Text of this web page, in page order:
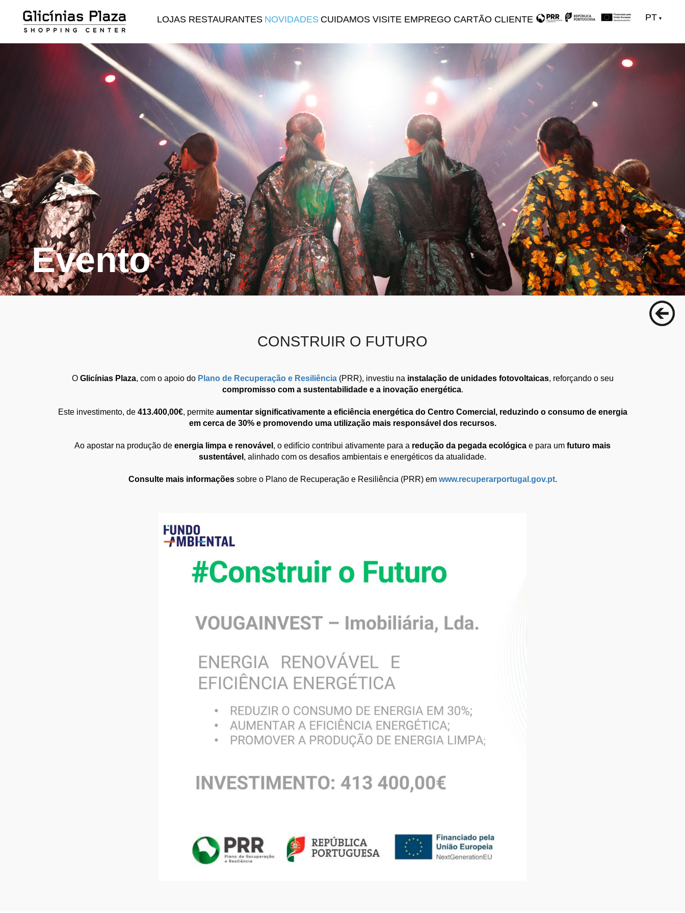
LOJAS RESTAURANTES NOVIDADES CUIDAMOS VISITE EMPREGO CARTÃO CLIENTE PT
Evento
CONSTRUIR O FUTURO
O Glicínias Plaza, com o apoio do Plano de Recuperação e Resiliência(PRR), investiu na instalação de unidades fotovoltaicas, reforçando o seu
compromisso com a sustentabilidade e a inovação energética.
Este investimento, de 413.400,00€, permite aumentar significativamente a eficiência energética do Centro Comercial, reduzindo o consumo de energia
em cerca de 30% e promovendo uma utilização mais responsável dos recursos.
Ao apostar na produção de energia limpa e renovável , o edifício contribui ativamente para a redução da pegada ecológica e para um futuro mais
sustentável , alinhado com os desafios ambientais e energéticos da atualidade.
Consulte mais informaçõessobre o Plano de Recuperação e Resiliência (PRR) em www.recuperarportugal.gov.pt.